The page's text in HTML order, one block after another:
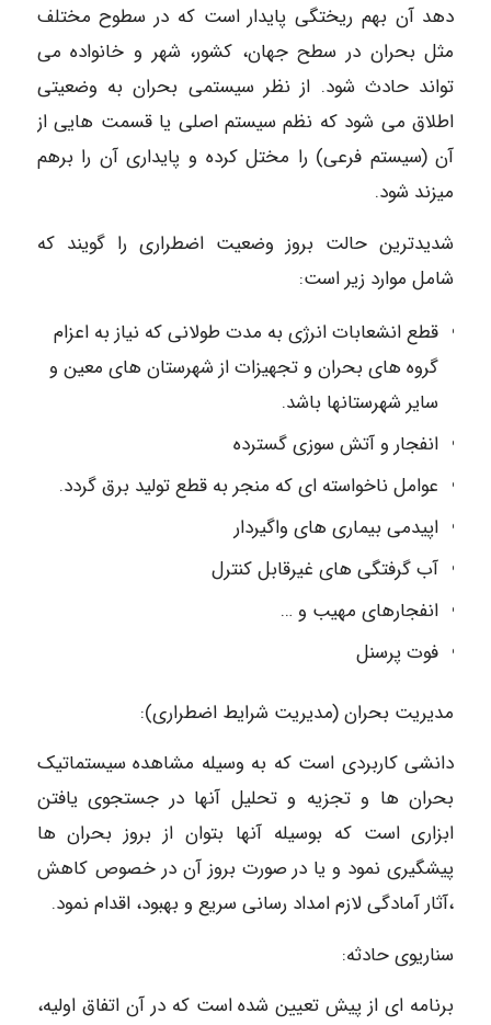
دهد آن بهم ریختگی پایدار است که در سطوح مختلف
مثل بحران در سطح جهان، کشور، شهر و خانواده می
تواند حادث شود. از نظر سیستمی بحران به وضعیتی
اطلاق می شود که نظم سیستم اصلی یا قسمت هایی از
آن (سیستم فرعی) را مختل کرده و پایداری آن را برهم
میزند شود.
شدیدترین حالت بروز وضعیت اضطراری را گویند که
شامل موارد زیر است:
قطع انشعابات انرژی به مدت طولانی که نیاز به اعزام
گروه های بحران و تجهیزات از شهرستان های معین و
سایر شهرستانها باشد.
انفجار و آتش سوزی گسترده
عوامل ناخواسته ای که منجر به قطع تولید برق گردد.
اپیدمی بیماری های واگیردار
آب گرفتگی های غیرقابل کنترل
انفجارهای مهیب و …
فوت پرسنل
مدیریت بحران (مدیریت شرایط اضطراری):
دانشی کاربردی است که به وسیله مشاهده سیستماتیک
بحران ها و تجزیه و تحلیل آنها در جستجوی یافتن
ابزاری است که بوسیله آنها بتوان از بروز بحران ها
پیشگیری نمود و یا در صورت بروز آن در خصوص کاهش
،آثار آمادگی لازم امداد رسانی سریع و بهبود، اقدام نمود.
سناریوی حادثه:
برنامه ای از پیش تعیین شده است که در آن اتفاق اولیه،